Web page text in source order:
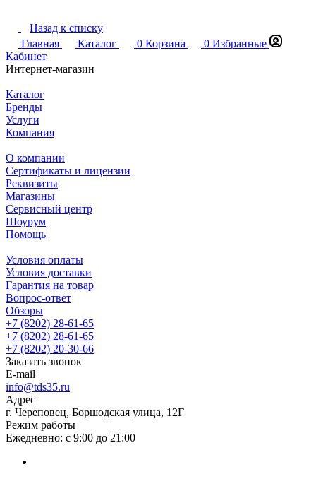
Назад к списку
Главная
Каталог 0 Корзина 0 Избранные
Кабинет
Интернет-магазин
Каталог
Бренды
Услуги
Компания
О компании
Сертификаты и лицензии
Реквизиты
Магазины
Сервисный центр
Шоурум
Помощь
Условия оплаты
Условия доставки
Гарантия на товар
Вопрос-ответ
Обзоры
+7 (8202) 28‑61-65
+7 (8202) 28‑61-65
+7 (8202) 20‑30-66
Заказать звонок
E-mail
info@tds35.ru
Адрес
г. Череповец, Боршодская улица, 12Г
Режим работы
Ежедневно: с 9:00 до 21:00